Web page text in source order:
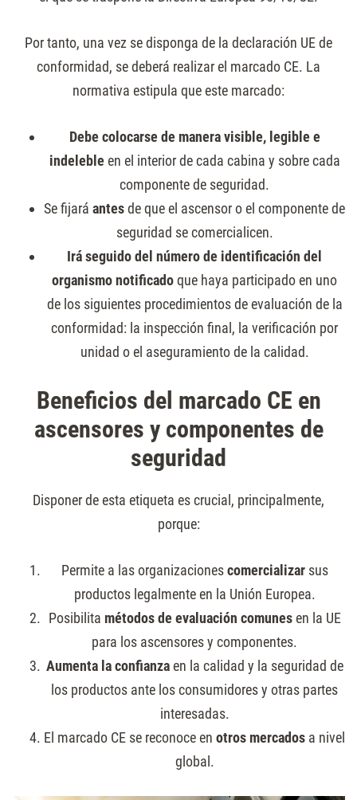
Por tanto, una vez se disponga de la declaración UE de
conformidad, se deberá realizar el marcado CE. La
normativa estipula que este marcado:
Debe colocarse de manera visible, legible e
indeleble en el interior de cada cabina y sobre cada
componente de seguridad.
Se fijará antesde que el ascensor o el componente de
seguridad se comercialicen.
Irá seguido del número de identificación del
organismo notificadoque haya participado en uno
de los siguientes procedimientos de evaluación de la
conformidad: la inspección final, la verificación por
unidad o el aseguramiento de la calidad.
Beneficios del marcado CE en
ascensores y componentes de
seguridad
Disponer de esta etiqueta es crucial, principalmente,
porque:
Permite a las organizacionescomercializarsus
productos legalmente en la Unión Europea.
Posibilita métodos de evaluación comunesen la UE
para los ascensores y componentes.
Aumenta la confianzaen la calidad y la seguridad de
los productos ante los consumidores y otras partes
interesadas.
El marcado CE se reconoce en otros mercados a nivel
global.